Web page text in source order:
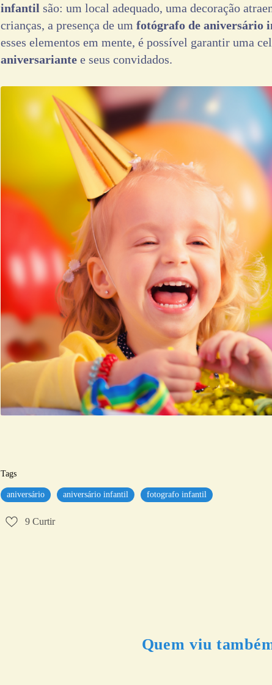
infantil são: um local adequado, uma decoração
crianças, a presença de um fotógrafo de aniversário
esses elementos em mente, é possível garantir uma
aniversariante e seus convidados.
Tags
aniversário aniversário infantil fotografo infantil
9 Curtir
Quem viu